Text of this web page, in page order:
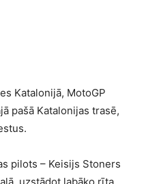
Katalonijā, MotoGP
pašā Katalonijas trasē,
pilots – Keisijs Stoners